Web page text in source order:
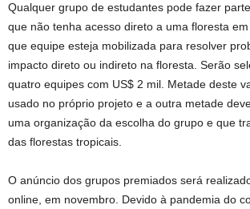
Qualquer grupo de estudantes pode fazer
que não tenha acesso direto a uma floresta
que equipe esteja mobilizada para resolver
impacto direto ou indireto na floresta. Serão
quatro equipes com US$ 2 mil. Metade deste
usado no próprio projeto e a outra metade
uma organização da escolha do grupo e que
das florestas tropicais.
O anúncio dos grupos premiados será
online, em novembro. Devido à pandemia do